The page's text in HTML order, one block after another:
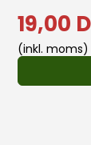
19,00
(inkl. moms)